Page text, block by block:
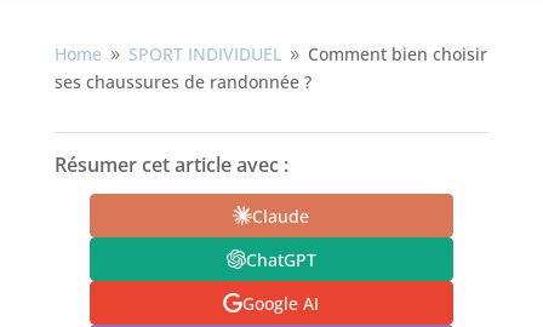
Home 9 SPORT INDIVIDUEL 9 Comment bien choisir
ses chaussures de randonnée ?
Résumer cet article avec :
Claude
ChatGPT
Google AI